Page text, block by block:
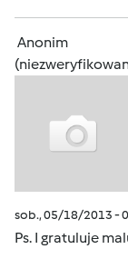
Anonim
sob., 05/18/2013 -
Ps. I gratuluje